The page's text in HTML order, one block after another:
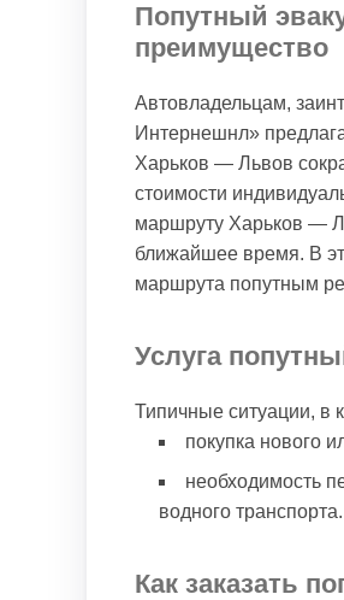
Попутный
преимущество
Автовладельцам,
Интернешнл»
Харьков — Львов
стоимости
маршруту Харьков —
ближайшее время. В
маршрута попутным
Услуга
Типичные ситуации, в
покупка нового
необходимость
водного транспорта.
Как заказать